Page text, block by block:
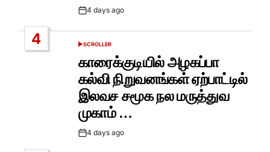
Post4 days ago
4
POSTED
SCROLLER
காரைக்குடியில் அழகப்பா
கல்வி நிறுவனங்கள் ஏற்பாட்டில்
இலவச சமூக நல மருத்துவ
முகாம் …
Post4 days ago